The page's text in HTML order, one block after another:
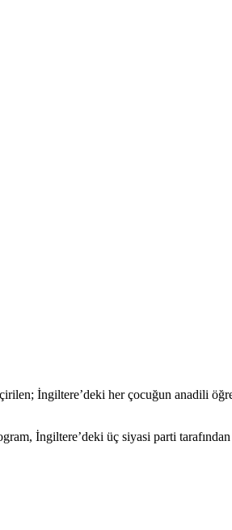
İngiltere’deki her çocuğun anadili
İngiltere’deki üç siyasi parti